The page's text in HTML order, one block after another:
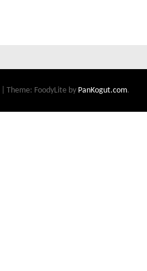
Theme: FoodyLite by PanKogut.com.